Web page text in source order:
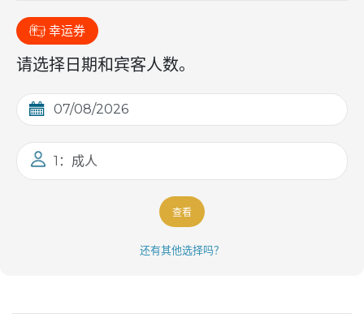
幸运券
请选择日期和宾客人数。
1：成人
查看
还有其他选择吗？